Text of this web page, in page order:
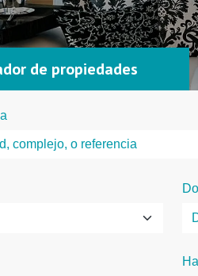
de propiedades